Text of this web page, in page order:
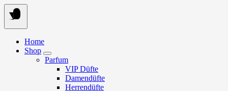
Springe
zum
Inhalt
Home
Shop
Parfum
VIP Düfte
Damendüfte
Herrendüfte